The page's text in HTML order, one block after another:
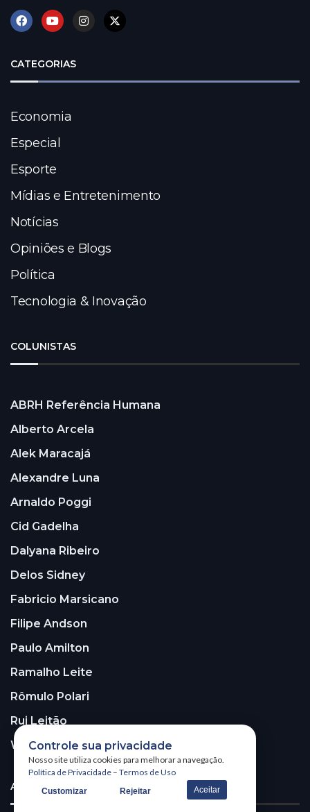
CATEGORIAS
Economia
Especial
Esporte
Mídias e Entretenimento
Notícias
Opiniões e Blogs
Política
Tecnologia & Inovação
COLUNISTAS
ABRH Referência Humana
Alberto Arcela
Alek Maracajá
Alexandre Luna
Arnaldo Poggi
Cid Gadelha
Dalyana Ribeiro
Delos Sidney
Fabricio Marsicano
Filipe Andson
Paulo Amilton
Ramalho Leite
Rômulo Polari
Rui Leitão
Walter Santos
ASSINE A NOSSA NEWSLETTER!
Controle sua privacidade
Nosso site utiliza cookies para melhorar a navegação.
Política de Privacidade – Termos de Uso
Customizar Rejeitar Aceitar